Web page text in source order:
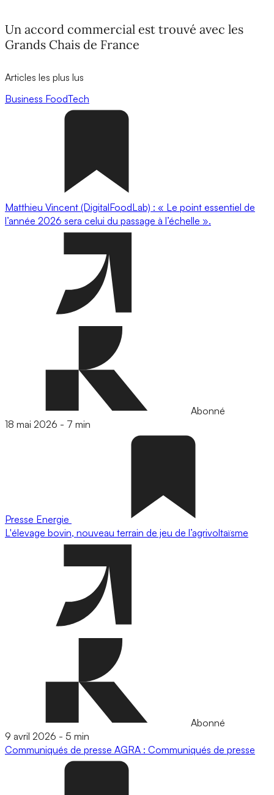
Un accord commercial est trouvé avec les
Grands Chais de France
Articles les plus lus
Business FoodTech
Matthieu Vincent (DigitalFoodLab) : « Le point essentiel de
l’année 2026 sera celui du passage à l’échelle ».
Abonné
18 mai 2026 - 7 min
Presse Energie
L'élevage bovin, nouveau terrain de jeu de l’agrivoltaïsme
Abonné
9 avril 2026 - 5 min
Communiqués de presse AGRA : Communiqués de presse